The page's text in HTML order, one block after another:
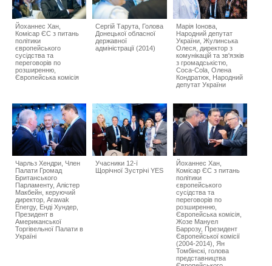
Йоханнес Хан,
Комісар ЄС з питань
політики
європейського
сусідства та
переговорів по
розширенню,
Європейська комісія
Сергій Тарута, Голова
Донецької обласної
державної
адміністрації (2014)
Марія Іонова,
Народний депутат
України, Жулинська
Олеся, директор з
комунікацій та зв'язків
з громадськістю,
Coca-Cola, Олена
Кондратюк, Народний
депутат України
Чарльз Хендри, Член
Палати Громад
Британського
Парламенту, Алістер
Макбейн, керуючий
директор, Arawak
Energy, Енді Хундер,
Президент в
Американської
Торгівельної Палати в
Україні
Учасники 12-ї
Щорічної Зустрічі YES
Йоханнес Хан,
Комісар ЄС з питань
політики
європейського
сусідства та
переговорів по
розширенню,
Європейська комісія,
Жозе Мануел
Баррозу, Президент
Європейської комісії
(2004-2014), Ян
Томбінскі, голова
представництва